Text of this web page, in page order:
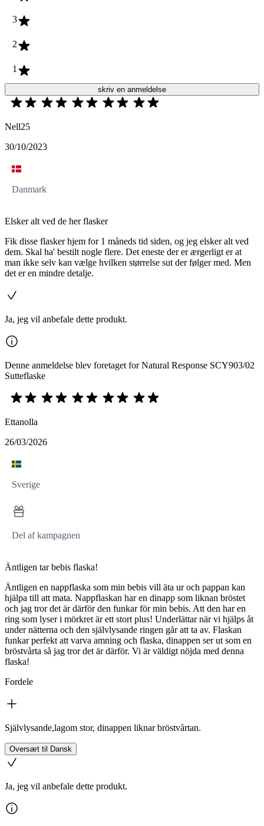
3
2
1
skriv en anmeldelse
Nell25
30/10/2023
Danmark
Elsker alt ved de her flasker
Fik disse flasker hjem for 1 måneds tid siden, og jeg elsker alt ved
dem. Skal ha' bestilt nogle flere. Det eneste der er ærgerligt er at
man ikke selv kan vælge hvilken størrelse sut der følger med. Men
det er en mindre detalje.
Ja, jeg vil anbefale dette produkt.
Denne anmeldelse blev foretaget for Natural Response SCY903/02
Sutteflaske
Ettanolla
26/03/2026
Sverige
Del af kampagnen
Äntligen tar bebis flaska!
Äntligen en nappflaska som min bebis vill äta ur och pappan kan
hjälpa till att mata. Nappflaskan har en dinapp som liknan bröstet
och jag tror det är därför den funkar för min bebis. Att den har en
ring som lyser i mörkret är ett stort plus! Underlättar när vi hjälps åt
under nätterna och den självlysande ringen går att ta av. Flaskan
funkar perfekt att varva amning och flaska, dinappen ser ut som en
bröstvårta så jag tror det är därför. Vi är väldigt nöjda med denna
flaska!
Fordele
Självlysande,lagom stor, dinappen liknar bröstvårtan.
Oversæt til Dansk
Ja, jeg vil anbefale dette produkt.